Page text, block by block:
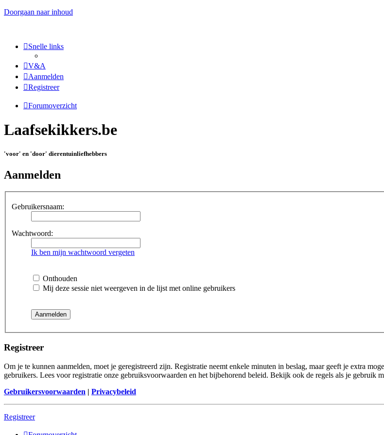
Doorgaan naar inhoud
Snelle links
V&A
Aanmelden
Registreer
Forumoverzicht
Laafsekikkers.be
'voor' en 'door' dierentuinliefhebbers
Aanmelden
Gebruikersnaam:
Wachtwoord:
Ik ben mijn wachtwoord vergeten
Onthouden
Mij deze sessie niet weergeven in de lijst met online gebruikers
Registreer
Om je te kunnen aanmelden, moet je geregistreerd zijn. Registratie neemt enkele minuten in beslag, maar geeft je extra
gebruikers. Lees voor registratie onze gebruiksvoorwaarden en het bijbehorend beleid. Bekijk ook de regels als je gebruik
Gebruikersvoorwaarden | Privacybeleid
Registreer